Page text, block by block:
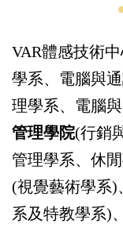
VAR體感技術
學系、電腦與
理學系、電腦
管理學院(行銷
管理學系、休
(視覺藝術學系)
系及特教學系)、